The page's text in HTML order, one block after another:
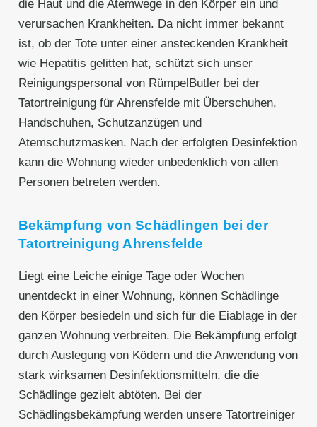
die Haut und die Atemwege in den Körper ein und
verursachen Krankheiten. Da nicht immer bekannt
ist, ob der Tote unter einer ansteckenden Krankheit
wie Hepatitis gelitten hat, schützt sich unser
Reinigungspersonal von RümpelButler bei der
Tatortreinigung für Ahrensfelde mit Überschuhen,
Handschuhen, Schutzanzügen und
Atemschutzmasken. Nach der erfolgten Desinfektion
kann die Wohnung wieder unbedenklich von allen
Personen betreten werden.
Bekämpfung von Schädlingen bei der
Tatortreinigung Ahrensfelde
Liegt eine Leiche einige Tage oder Wochen
unentdeckt in einer Wohnung, können Schädlinge
den Körper besiedeln und sich für die Eiablage in der
ganzen Wohnung verbreiten. Die Bekämpfung erfolgt
durch Auslegung von Ködern und die Anwendung von
stark wirksamen Desinfektionsmitteln, die die
Schädlinge gezielt abtöten. Bei der
Schädlingsbekämpfung werden unsere Tatortreiniger